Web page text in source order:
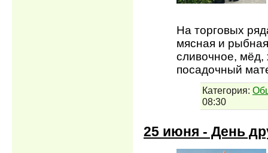
На торговых
мясная и
сливочное, мёд,
посадочный
Категория:
08:30
25 июня - День